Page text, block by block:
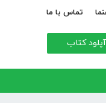
تماس با ما
آپلود کتاب